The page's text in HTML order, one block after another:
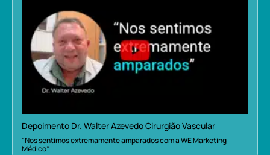
Depoimento Dr. Walter Azevedo Cirurgião Vascular
“Nos sentimos extremamente amparados com a WE Marketing
Médico”